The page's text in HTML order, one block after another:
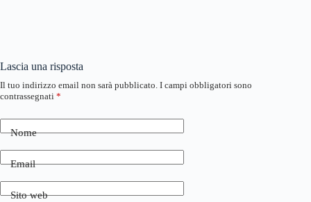
Lascia una risposta
Il tuo indirizzo email non sarà pubblicato. I campi obbligatori sono
contrassegnati *
Nome
Email
Sito web